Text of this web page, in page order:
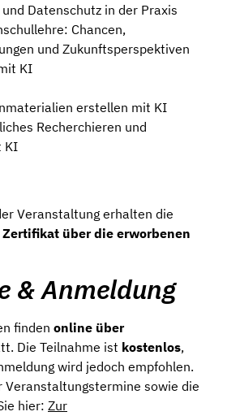
Datenschutz in der Praxis
Chancen,
und Zukunftsperspektiven
KI
erstellen mit KI
Recherchieren und
KI
Veranstaltung erhalten die
Zertifikat über die erworbenen
& Anmeldung
finden online über
Die Teilnahme ist kostenlos,
wird jedoch empfohlen.
Veranstaltungstermine sowie die
hier: Zur